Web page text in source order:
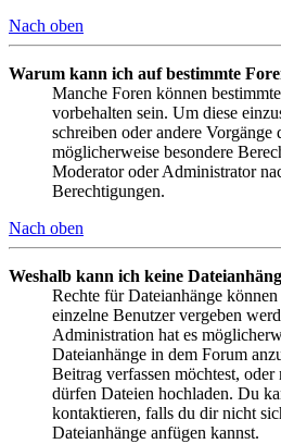
Nach oben
Warum kann ich auf bestimmte
Manche Foren können
vorbehalten sein. Um diese
schreiben oder andere
möglicherweise besondere
Moderator oder Administrator
Berechtigungen.
Nach oben
Weshalb kann ich keine
Rechte für Dateianhänge
einzelne Benutzer vergeben
Administration hat es
Dateianhänge in dem Forum
Beitrag verfassen möchtest,
dürfen Dateien hochladen. Du
kontaktieren, falls du dir nicht
Dateianhänge anfügen kannst.